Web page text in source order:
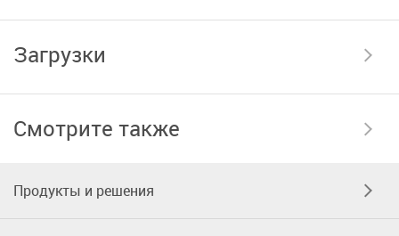
Загрузки
Смотрите также
Продукты и решения